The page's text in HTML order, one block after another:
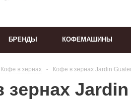
БРЕНДЫ КОФЕМАШИНЫ
Кофе в зернах - Кофе в зернах Jardin